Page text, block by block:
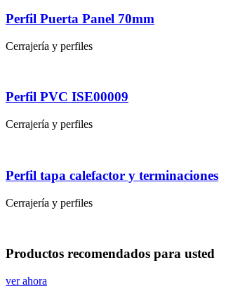
Perfil Puerta Panel 70mm
Cerrajería y perfiles
Perfil PVC ISE00009
Cerrajería y perfiles
Perfil tapa calefactor y terminaciones
Cerrajería y perfiles
Productos recomendados para usted
ver ahora